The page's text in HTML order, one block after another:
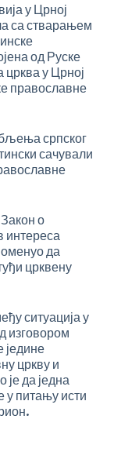
у Црној
са стварањем
од Руске
у Црној
православне
српског
сачували
о
интереса
да
црквену
ситуација у
изговором
једине
цркву и
да једна
у питању исти